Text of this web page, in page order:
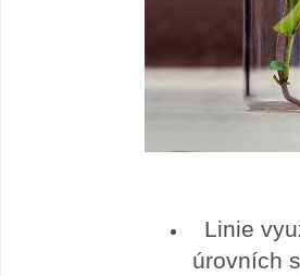
Linie
úrovních